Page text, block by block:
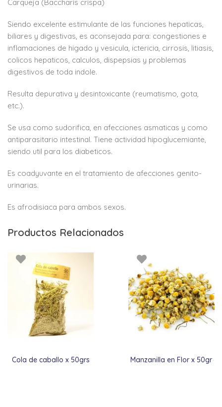
Carqueja (Baccharis crispa)
Siendo excelente estimulante de las funciones hepaticas,
biliares y digestivas, es aconsejada para: congestiones e
inflamaciones de higado y vesicula, ictericia, cirrosis, litiasis,
colicos hepaticos, calculos, dispepsias y problemas
digestivos de toda indole.
Resulta depurativa y desintoxicante (reumatismo, gota,
etc.).
Se usa como sudorifica, en afecciones asmaticas y como
antiparasitario intestinal. Tiene actividad hipoglucemiante,
siendo util para los diabeticos.
Es coadyuvante en el tratamiento de afecciones genito-
urinarias.
Es afrodisiaca para ambos sexos.
Productos Relacionados
Cola de caballo x 50grs Manzanilla en Flor x 50gr